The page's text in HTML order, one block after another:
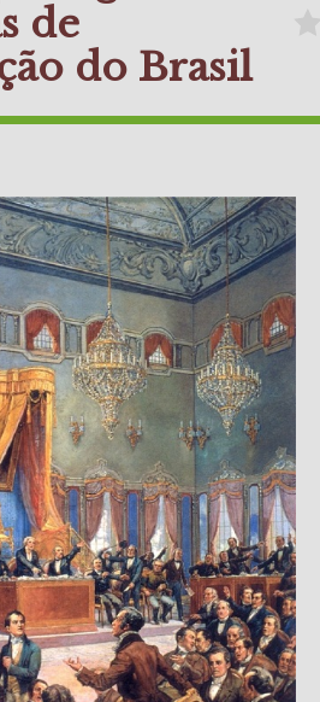
de
do Brasil